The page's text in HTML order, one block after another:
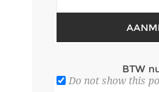
BTW
Do not show this